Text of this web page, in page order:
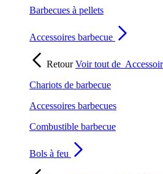
Barbecues à pellets
Accessoires barbecue
RetourVoir tout de
Chariots de barbecue
Accessoires barbecues
Combustible barbecue
Bols à feu